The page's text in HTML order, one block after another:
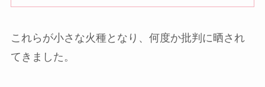
これらが小さな火種となり、何度か批判に晒され
てきました。